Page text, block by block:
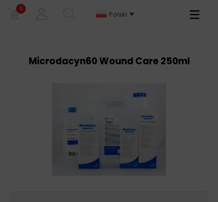
0
Polski
Primary
Microdacyn60 Wound Care 250ml